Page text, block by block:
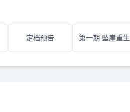
定档预告 第一期 坠崖重生